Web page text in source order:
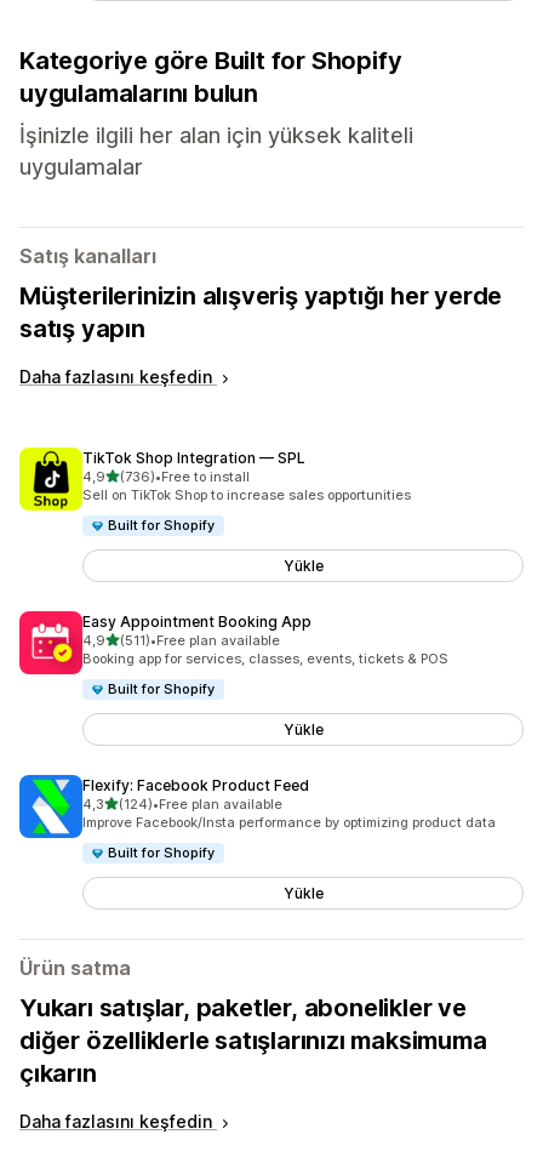
Kategoriye göre Built for Shopify
uygulamalarını bulun
İşinizle ilgili her alan için yüksek kaliteli
uygulamalar
Satış kanalları
Müşterilerinizin alışveriş yaptığı her yerde
satış yapın
Daha fazlasını keşfedin
TikTok Shop Integration — SPL
4,95 yıldız üzerinden
(736)
toplam 736 değerlendirme
•Free to install
Sell on TikTok Shop to increase sales opportunities
Built for Shopify
Yükle
Easy Appointment Booking App
4,95 yıldız üzerinden
(511)
toplam 511 değerlendirme
•Free plan available
Booking app for services, classes, events, tickets & POS
Built for Shopify
Yükle
Flexify: Facebook Product Feed
4,35 yıldız üzerinden
(124)
toplam 124 değerlendirme
•Free plan available
Improve Facebook/Insta performance by optimizing product data
Built for Shopify
Yükle
Ürün satma
Yukarı satışlar, paketler, abonelikler ve
diğer özelliklerle satışlarınızı maksimuma
çıkarın
Daha fazlasını keşfedin